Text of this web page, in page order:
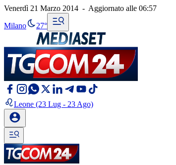
Venerdì 21 Marzo 2014 - Aggiornato alle 06:57
Milano 27°
Leone (23 Lug - 23 Ago)